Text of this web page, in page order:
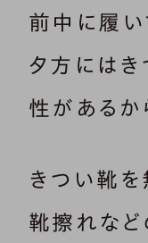
前中に履い
夕方にはき
性があるか
きつい靴を
靴擦れなど